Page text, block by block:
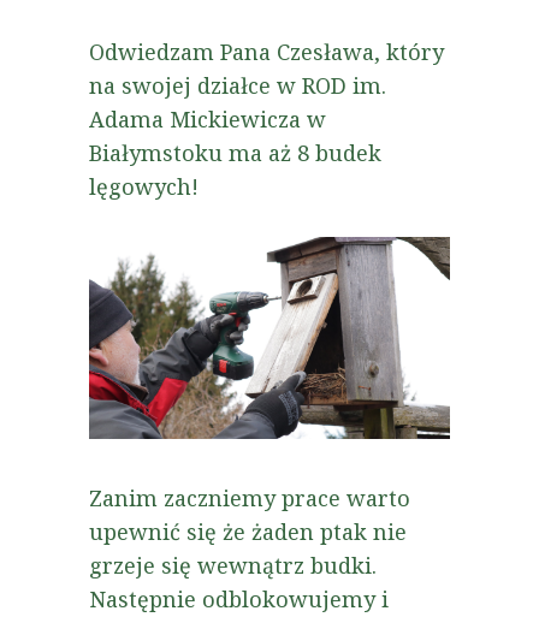
Odwiedzam Pana Czesława, który
na swojej działce w ROD im.
Adama Mickiewicza w
Białymstoku ma aż 8 budek
lęgowych!
Zanim zaczniemy prace warto
upewnić się że żaden ptak nie
grzeje się wewnątrz budki.
Następnie odblokowujemy i